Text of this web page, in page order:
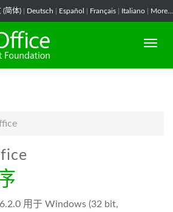
(简体) Deutsch Español Français Italiano More...
用于 Windows (32 bit,